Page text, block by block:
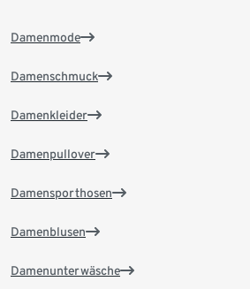
Damenmode
Damenschmuck
Damenkleider
Damenpullover
Damensporthosen
Damenblusen
Damenunterwäsche